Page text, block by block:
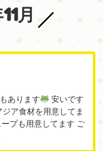
月
あります
安いです
ア食材を用意してま
プも用意してます ご